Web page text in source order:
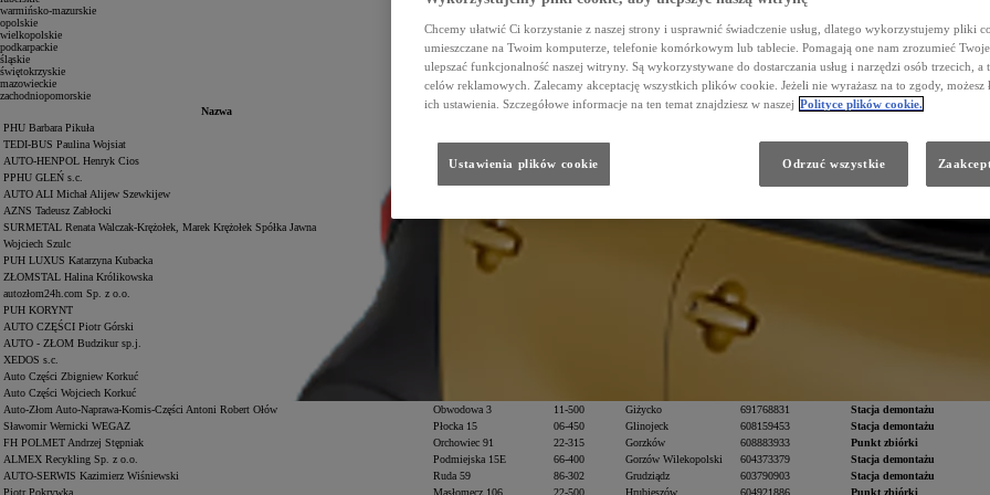
warmińsko-mazurskie
opolskie
wielkopolskie
podkarpackie
śląskie
świętokrzyskie
mazowieckie
zachodniopomorskie
Nazwa
Adres Kod pocztowy Miejscowość Telefon
Typ
PHU Barbara Pikuła
TEDI-BUS Paulina Wojsiat
Pojelce 20 21-500 575113627
Stacja demontażu
AUTO-HENPOL Henryk Cios
Korczów 46 23-400 603127924
Stacja demontażu
PPHU GLEŃ s.c.
AUTO ALI Michał Alijew Szewkijew
AZNS Tadeusz Zabłocki
SURMETAL Renata Walczak-Krężołek, Marek Krężołek Spółka Jawna
Oracka 3/1 602735339
Wojciech Szulc
Gorczenica 91A
Stacja demontażu
PUH LUXUS Katarzyna Kubacka
Stacja demontażu
ZŁOMSTAL Halina Królikowska
Brylewo 1A
autozłom24h.com Sp. z o.o.
PUH KORYNT
602713338
AUTO CZĘŚCI Piotr Górski
883740740
AUTO - ZŁOM Budzikur sp.j.
XEDOS s.c.
Auto Części Zbigniew Korkuć
Auto Części Wojciech Korkuć
Auto-Złom Auto-Naprawa-Komis-Części Antoni Robert Ołów
Obwodowa 3 11-500 Giżycko 691768831
Stacja demontażu
Sławomir Wernicki WEGAZ
Płocka 15 06-450 Glinojeck 608159453
Stacja demontażu
FH POLMET Andrzej Stępniak
Orchowiec 91 22-315 Gorzków 608883933
Punkt zbiórki
ALMEX Recykling Sp. z o.o.
Podmiejska 15E 66-400 Gorzów Wilekopolski 604373379
Stacja demontażu
AUTO-SERWIS Kazimierz Wiśniewski
Ruda 59 86-302 Grudziądz 603790903
Stacja demontażu
Piotr Pokrywka
Masłomęcz 106 22-500 Hrubieszów 604921886
Punkt zbiórki
Chcemy ułatwić Ci korzystanie z naszej strony i usprawnić świadczenie usług, dlatego wykorzystujemy pliki
umieszczane na Twoim komputerze, telefonie komórkowym lub tablecie. Pomagają one nam zrozumieć
ulepszać funkcjonalność naszej witryny. Są wykorzystywane do dostarczania usług i narzędzi osób trzecich, a
celów reklamowych. Zalecamy akceptację wszystkich plików cookie. Jeżeli nie wyrażasz na to zgody, możesz
ich ustawienia. Szczegółowe informacje na ten temat znajdziesz w naszej Polityce plików cookie.
Ustawienia plików cookie Odrzuć wszystkie